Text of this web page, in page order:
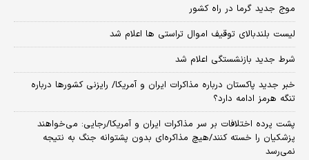
موج جدید گرما در راه کشور
لیست بلندبالای توقیف اموال تراستی ها اعلام شد
شرط جدید بازنشستگی اعلام شد
خبر جدید پاکستان درباره مذاکرات ایران و آمریکا/ رایزنی کشورها درباره
تنگه هرمز ادامه دارد؟
پشت پرده اختلافات بر سر مذاکرات ایران و آمریکا/رجایی: می‌خواهند
پزشکیان را خسته کنند/هیچ مذاکره‌ای بدون پشتوانه جنگ به نتیجه
نمی‌رسد